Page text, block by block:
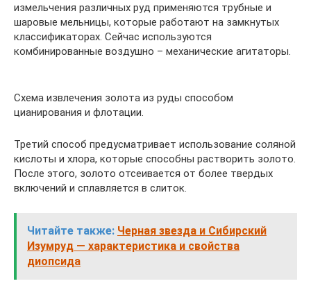
измельчения различных руд применяются трубные и
шаровые мельницы, которые работают на замкнутых
классификаторах. Сейчас используются
комбинированные воздушно – механические агитаторы.
Схема извлечения золота из руды способом
цианирования и флотации.
Третий способ предусматривает использование соляной
кислоты и хлора, которые способны растворить золото.
После этого, золото отсеивается от более твердых
включений и сплавляется в слиток.
Читайте также: Черная звезда и Сибирский
Изумруд — характеристика и свойства
диопсида